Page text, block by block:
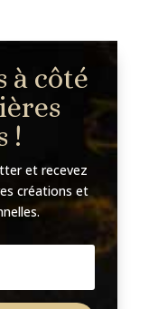
à côté
!
et recevez
créations et